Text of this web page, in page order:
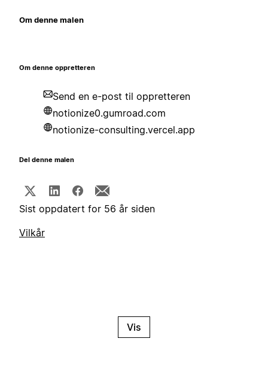
Om denne malen
Om denne oppretteren
Send en e-post til oppretteren
notionize0.gumroad.com
notionize-consulting.vercel.app
Del denne malen
Sist oppdatert for 56 år siden
Vilkår
Vis